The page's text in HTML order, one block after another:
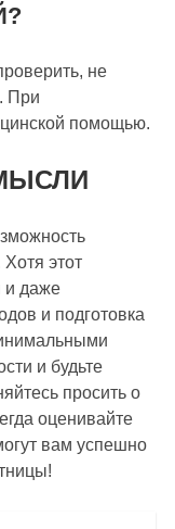
не
При
помощью.
этот
и даже
и подготовка
и будьте
просить о
оценивайте
вам успешно